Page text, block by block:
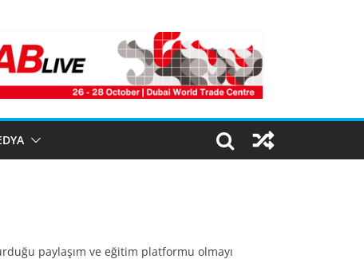
paylaşım ve eğitim platformu olmayı